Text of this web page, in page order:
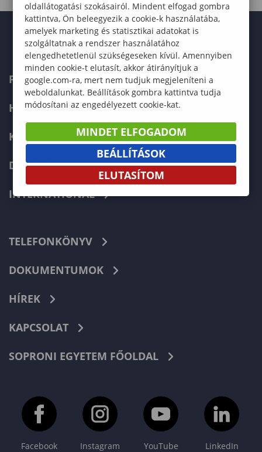
FELVÉTELIZŐKNEK
HALLGATÓKNAK
KÉPZÉSEK
DOKTORI ISKOLA
INTERNATIONAL
TELEFONKÖNYV
DOKUMENTUMOK
HÍREK
KAPCSOLAT
SOPRONI EGYETEM FŐOLDAL
Facebook Instagram YouTube LinkedIn
oldallátogatási szokásairól. Mindent elfogad gombra
kattintva, Ön beleegyezik a cookie-k használatába,
amelyek marketing és statisztikai adatokat is
szolgáltatnak a rendszer használatához
elengedhetetlenül szükségeseken kívül. Amennyiben
minden cookie-t elutasít, akkor átirányítjuk a
google.com-ra, mert nem tudjuk megjeleníteni a
weboldalunkat. Beállítások gombra kattintva tudja
módosítani az engedélyezett cookie-kat.
MINDET ELFOGADOM
BEÁLLÍTÁSOK
ELUTASÍTOM